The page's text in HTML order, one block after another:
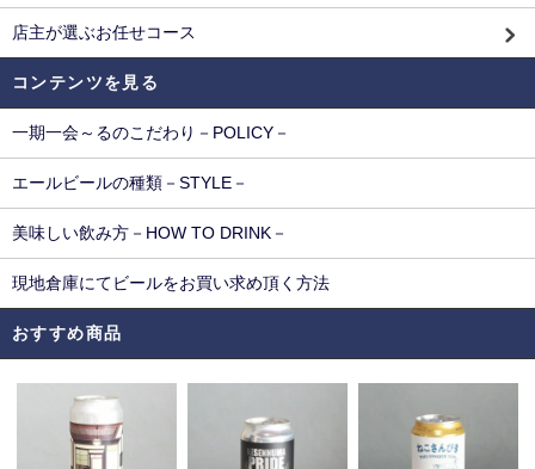
店主が選ぶお任せコース
コンテンツを見る
一期一会～るのこだわり－POLICY－
エールビールの種類－STYLE－
美味しい飲み方－HOW TO DRINK－
現地倉庫にてビールをお買い求め頂く方法
おすすめ商品